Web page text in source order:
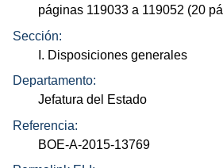
páginas 119033 a 119052 (20
Sección:
I. Disposiciones generales
Departamento:
Jefatura del Estado
Referencia:
BOE-A-2015-13769